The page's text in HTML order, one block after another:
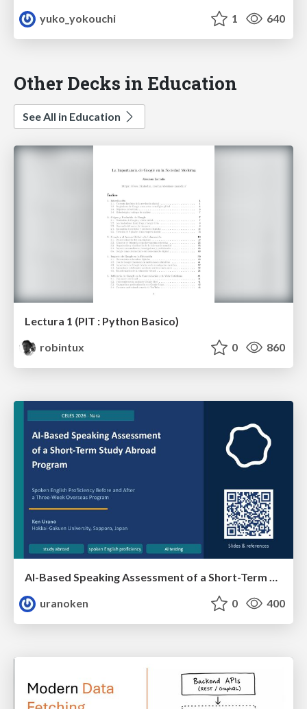
yuko_yokouchi
1 640
Other Decks in Education
See All in Education
Lectura 1 (PIT : Python Basico)
robintux
0 860
uranoken
0 400